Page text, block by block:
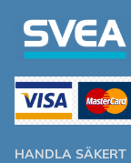
HANDLA SÄKERT